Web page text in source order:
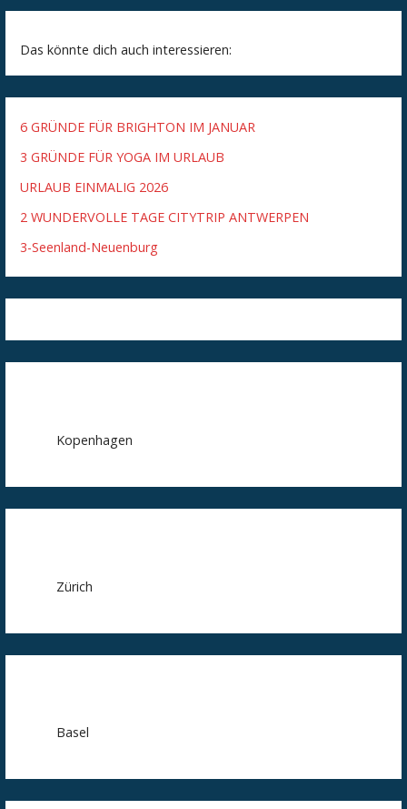
Das könnte dich auch interessieren:
6 GRÜNDE FÜR BRIGHTON IM JANUAR
3 GRÜNDE FÜR YOGA IM URLAUB
URLAUB EINMALIG 2026
2 WUNDERVOLLE TAGE CITYTRIP ANTWERPEN
3-Seenland-Neuenburg
Kopenhagen
Zürich
Basel